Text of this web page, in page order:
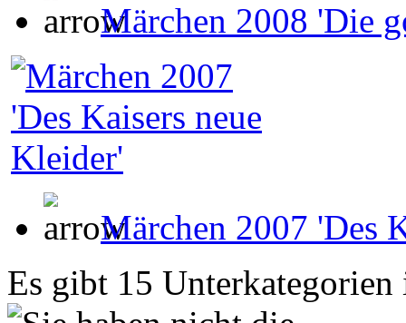
Märchen 2008 'Die
Märchen 2007 'Des
Es gibt 15